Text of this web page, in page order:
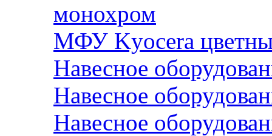
монохром
МФУ Kyocera
Навесное
Навесное
Навесное